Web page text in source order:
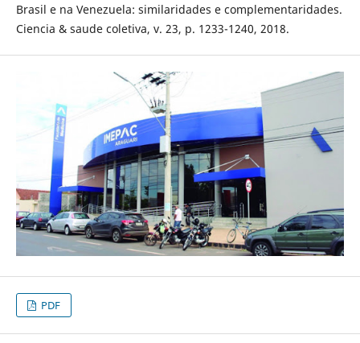
Brasil e na Venezuela: similaridades e complementaridades.
Ciencia & saude coletiva, v. 23, p. 1233-1240, 2018.
PDF